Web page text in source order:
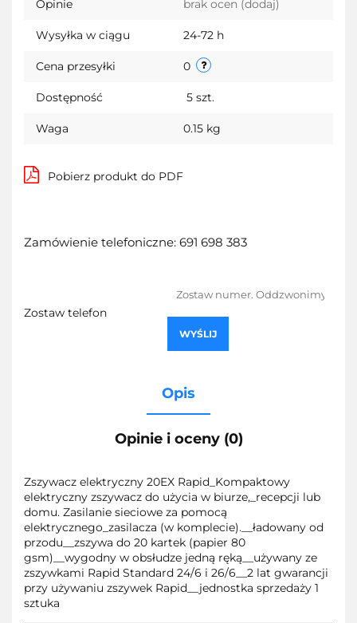
Opinie brak ocen (dodaj)
Wysyłka w ciągu 24-72 h
Cena przesyłki 0
Dostępność 5 szt.
Waga 0.15 kg
Pobierz produkt do PDF
Zamówienie telefoniczne: 691 698 383
Zostaw telefon
WYŚLIJ
Opis
Opinie i oceny (0)
Zszywacz elektryczny 20EX Rapid_Kompaktowy
elektryczny zszywacz do użycia w biurze,_recepcji lub
domu. Zasilanie sieciowe za pomocą
elektrycznego_zasilacza (w komplecie).__ładowany od
przodu__zszywa do 20 kartek (papier 80
gsm)__wygodny w obsłudze jedną ręką__używany ze
zszywkami Rapid Standard 24/6 i 26/6__2 lat gwarancji
przy używaniu zszywek Rapid__jednostka sprzedaży 1
sztuka